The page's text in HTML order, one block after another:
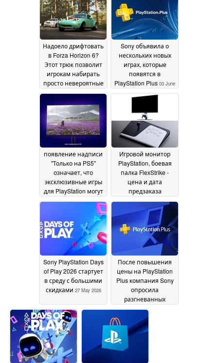
Надоело дрифтовать
в Forza Horizon 6?
Этот трюк позволит
игрокам набирать
просто невероятные
очки13 June 2026
Sony объявила о
нескольких новых
играх, которые
появятся в
PlayStation Plus 03 June
появление надписи
"Только на PS5"
означает, что
эксклюзивные игры
для PlayStation могут
обойти стороной ПК
Игровой монитор
PlayStation, боевая
палка FlexStrike -
цена и дата
предзаказа
раскрыты02 June 2026
Sony PlayStation Days
of Play 2026 стартует
в среду с большими
скидками 27 May 2026
После повышения
цены на PlayStation
Plus компания Sony
опросила
разгневанных
геймеров о его
ценности25 May 2026